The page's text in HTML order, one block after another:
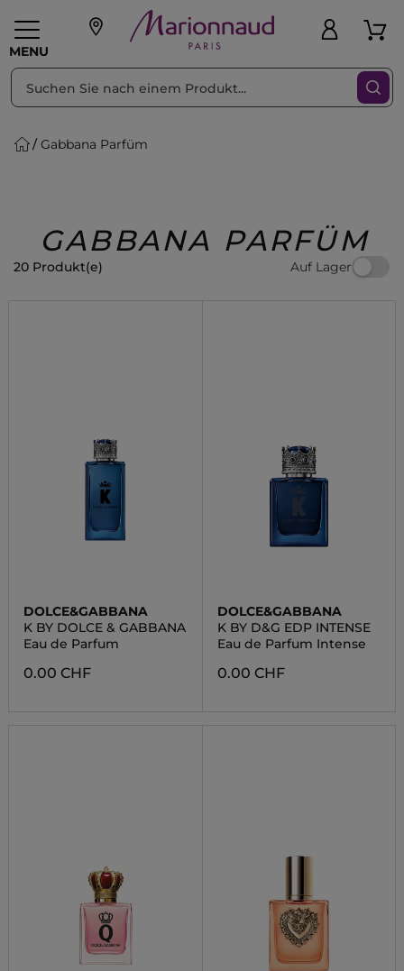
MENU
Geschenke PFLEGE
Beauty
Gabbana Parfüm
GABBANA PARFÜM
20 Produkt(e) Auf Lager
sortieren nach Filter
DOLCE&GABBANA
K BY DOLCE & GABBANA
Eau de Parfum
0.00 CHF
DOLCE&GABBANA
K BY D&G EDP INTENSE
Eau de Parfum Intense
0.00 CHF